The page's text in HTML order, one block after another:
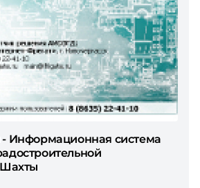
Информационная система